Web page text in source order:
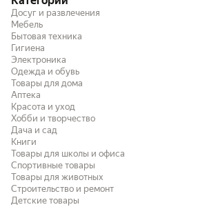
Досуг и развлечения
Мебель
Бытовая техника
Гигиена
Электроника
Одежда и обувь
Товары для дома
Аптека
Красота и уход
Хобби и творчество
Дача и сад
Книги
Товары для школы и офиса
Спортивные товары
Товары для животных
Строительство и ремонт
Детские товары